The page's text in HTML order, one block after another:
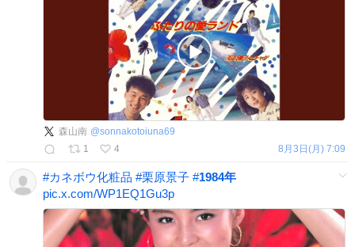
森山南 @sonnakotoiuna69
1
4 8月3日(月) 7:09
#カネボウ化粧品 #栗原景子 #1984年
pic.x.com/WP1EQ1Gu3p